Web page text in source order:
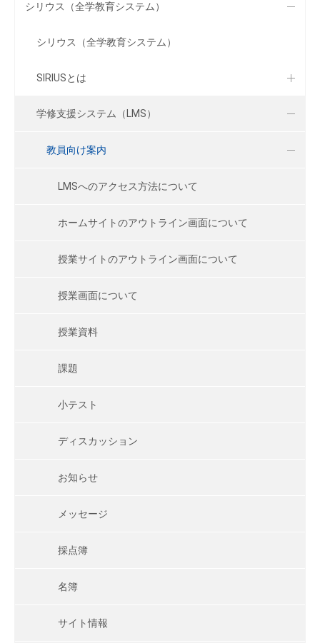
シリウス（全学教育システム）
シリウス（全学教育システム）
SIRIUSとは
学修支援システム（LMS）
教員向け案内
LMSへのアクセス方法について
ホームサイトのアウトライン画面について
授業サイトのアウトライン画面について
授業画面について
授業資料
課題
小テスト
ディスカッション
お知らせ
メッセージ
採点簿
名簿
サイト情報